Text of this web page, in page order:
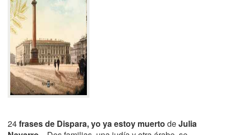
24frases de Dispara, yo ya estoy muerto deJulia